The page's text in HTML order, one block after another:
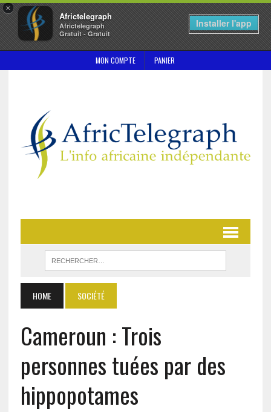
×
Africtelegraph
Africtelegraph
Gratuit - Gratuit
Installer l'app
MON COMPTE PANIER
HOME SOCIÉTÉ
Cameroun : Trois
personnes tuées par des
hippopotames